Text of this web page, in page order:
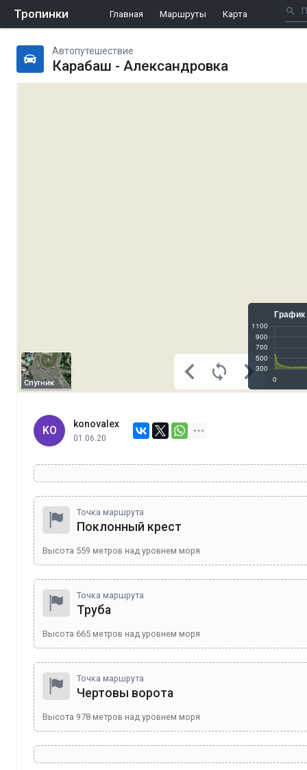
Тропинки Главная Маршруты Карта
Автопутешествие
Карабаш - Александровка
Спутник
KO
konovalex
01.06.20
Точка маршрута
Поклонный крест
Высота 559 метров над уровнем моря
Точка маршрута
Труба
Высота 665 метров над уровнем моря
Точка маршрута
Чертовы ворота
Высота 978 метров над уровнем моря